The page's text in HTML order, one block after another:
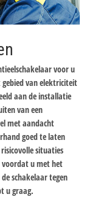
voor u
van elektriciteit
aan de installatie
van een
met aandacht
goed te laten
situaties
u met het
schakelaar tegen
u graag.